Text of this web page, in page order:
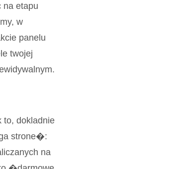
na etapu
w
panelu
twojej
to, dokladnie
strone�:
na